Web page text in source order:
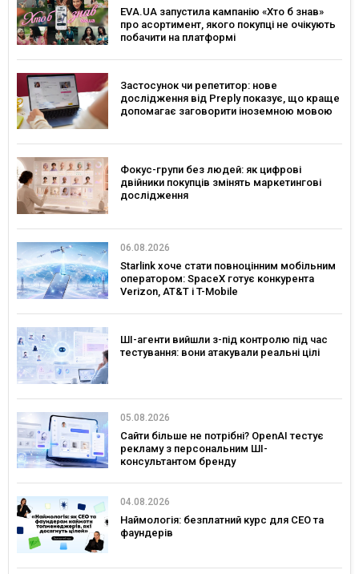
EVA.UA запустила кампанію «Хто б знав»
про асортимент, якого покупці не очікують
побачити на платформі
Застосунок чи репетитор: нове
дослідження від Preply показує, що краще
допомагає заговорити іноземною мовою
Фокус-групи без людей: як цифрові
двійники покупців змінять маркетингові
дослідження
06.08.2026
Starlink хоче стати повноцінним мобільним
оператором: SpaceX готує конкурента
Verizon, AT&T і T-Mobile
ШІ-агенти вийшли з-під контролю під час
тестування: вони атакували реальні цілі
05.08.2026
Сайти більше не потрібні? OpenAI тестує
рекламу з персональним ШІ-
консультантом бренду
04.08.2026
Наймологія: безплатний курс для CEO та
фаундерів